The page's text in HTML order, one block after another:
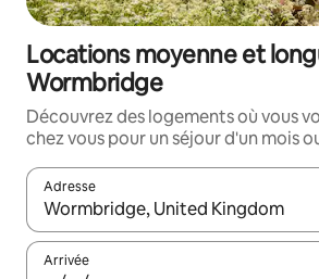
Locations moyenne et
Wormbridge
Découvrez des logements où vous
chez vous pour un séjour d'un mois
Adresse
Lorsque les résultats s'affichent,
Arrivée